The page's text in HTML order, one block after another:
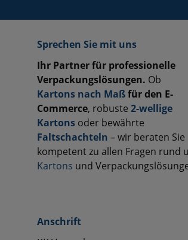
Sprechen Sie mit uns
Ihr Partner für professionelle
Verpackungslösungen. Ob
Kartons nach Maßfür den E-
Commerce, robuste 2-wellige
Kartons oder bewährte
Faltschachteln – wir beraten Sie
kompetent zu allen Fragen rund
Kartons und
Anschrift